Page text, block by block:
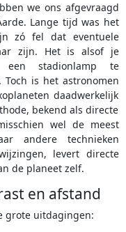
we ons afgevraagd
Lange tijd was het
zó fel dat eventuele
zijn. Het is alsof je
een stadionlamp te
is het astronomen
daadwerkelijk
bekend als directe
wel de meest
andere technieken
levert directe
de planeet zelf.
en afstand
grote uitdagingen: